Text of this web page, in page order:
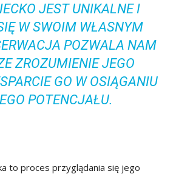
JEST UNIKALNE I
W SWOIM WŁASNYM
POZWALA NAM
ZROZUMIENIE JEGO
GO W OSIĄGANIU
POTENCJAŁU.
to proces przyglądania się jego